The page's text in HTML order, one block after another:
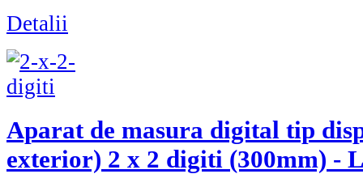
Detalii
Aparat de masura digital tip
exterior) 2 x 2 digiti (300mm) -